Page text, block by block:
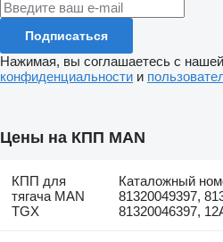
Подписаться
Нажимая, вы соглашаетесь с нашей
конфиденциальности и
Цены на КПП MAN
КПП для
тягача MAN
TGX
Каталожный
81320049397,
81320046397,